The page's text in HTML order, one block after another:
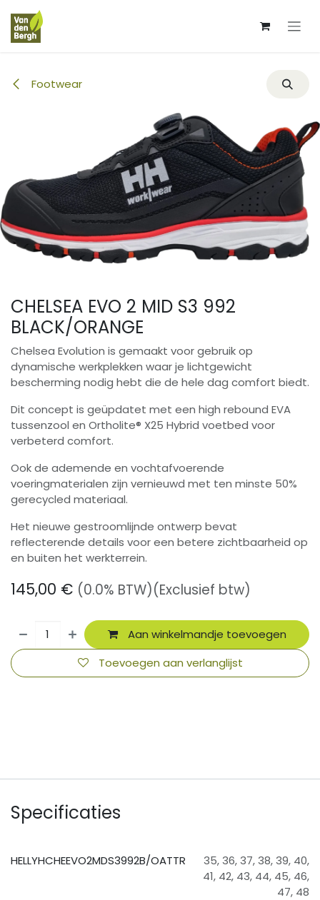
Overslaan naar inhoud
Footwear
CHELSEA EVO 2 MID S3 992
BLACK/ORANGE
Chelsea Evolution is gemaakt voor gebruik op
dynamische werkplekken waar je lichtgewicht
bescherming nodig hebt die de hele dag comfort biedt.
Dit concept is geüpdatet met een high rebound EVA
tussenzool en Ortholite® X25 Hybrid voetbed voor
verbeterd comfort.
Ook de ademende en vochtafvoerende
voeringmaterialen zijn vernieuwd met ten minste 50%
gerecycled materiaal.
Het nieuwe gestroomlijnde ontwerp bevat
reflecterende details voor een betere zichtbaarheid op
en buiten het werkterrein.
145,00 € (0.0% BTW)(Exclusief btw)
Aan winkelmandje toevoegen
Toevoegen aan verlanglijst
Specificaties
HELLYHCHEEVO2MDS3992B/OATTR 35,36,37,38,39, 40,
41, 42, 43, 44, 45, 46,
47, 48